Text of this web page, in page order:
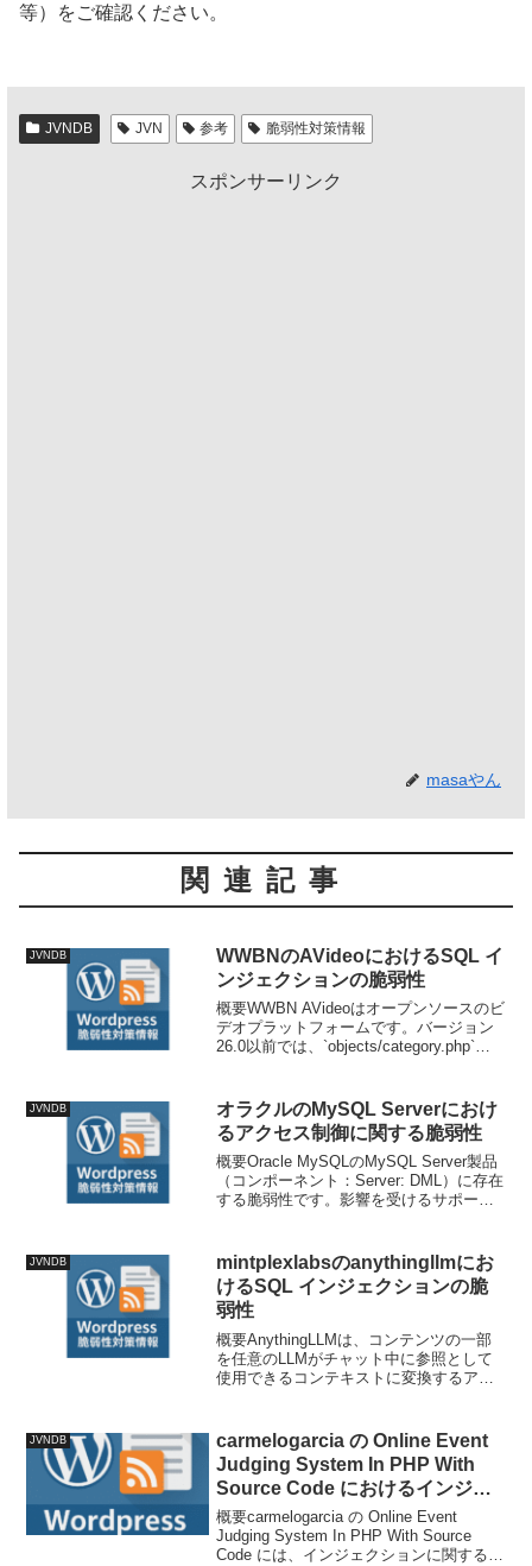
等）をご確認ください。
JVNDB JVN 参考 脆弱性対策情報
スポンサーリンク
masaやん
関連記事
JVNDB
WWBNのAVideoにおけるSQL イ
ンジェクションの脆弱性
概要WWBN AVideoはオープンソースのビ
デオプラットフォームです。バージョン
26.0以前では、`objects/category.php`の
JVNDB
オラクルのMySQL Serverにおけ
るアクセス制御に関する脆弱性
概要Oracle MySQLのMySQL Server製品
（コンポーネント：Server: DML）に存在
する脆弱性です。影響を受けるサポート
JVNDB
mintplexlabsのanythingllmにお
けるSQL インジェクションの脆
弱性
概要AnythingLLMは、コンテンツの一部
を任意のLLMがチャット中に参照として
使用できるコンテキストに変換するアプ
みのSQLエージェントプラグインにSQL
イ...
JVNDB
carmelogarcia の Online Event
Judging System In PHP With
Source Code におけるインジェ
クションに関する脆弱性
概要carmelogarcia の Online Event
Judging System In PHP With Source
Code には、インジェクションに関する脆